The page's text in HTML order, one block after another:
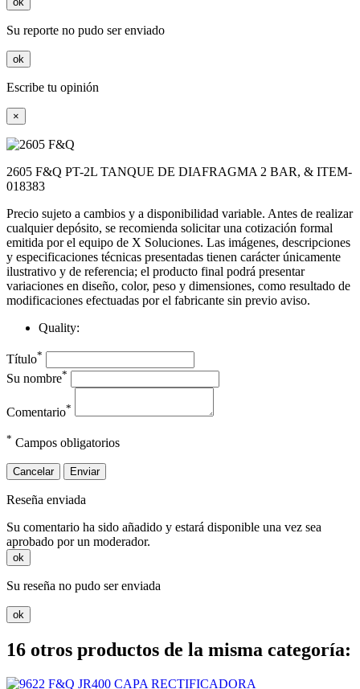
Su reporte no pudo ser enviado
ok
Escribe tu opinión
×
2605 F&Q PT-2L TANQUE DE DIAFRAGMA 2 BAR, & ITEM-
018383
Precio sujeto a cambios y a disponibilidad variable. Antes de realizar
cualquier depósito, se recomienda solicitar una cotización formal
emitida por el equipo de X Soluciones. Las imágenes, descripciones
y especificaciones técnicas presentadas tienen carácter únicamente
ilustrativo y de referencia; el producto final podrá presentar
variaciones en diseño, color, peso y dimensiones, como resultado de
modificaciones efectuadas por el fabricante sin previo aviso.
Quality:
Título*
Su nombre*
Comentario*
* Campos obligatorios
Cancelar Enviar
Reseña enviada
Su comentario ha sido añadido y estará disponible una vez sea
aprobado por un moderador.
ok
Su reseña no pudo ser enviada
ok
16 otros productos de la misma categoría: